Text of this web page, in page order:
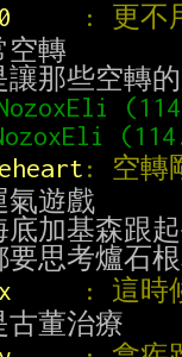
: 更不
空轉
: 空轉
氣遊戲
底加基森跟
: 這時